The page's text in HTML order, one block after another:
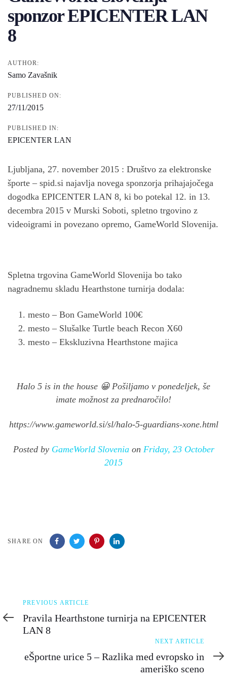
sponzor EPICENTER LAN
8
AUTHOR:
Samo Zavašnik
PUBLISHED ON:
27/11/2015
PUBLISHED IN:
EPICENTER LAN
Ljubljana, 27. november 2015 : Društvo za elektronske
športe – spid.si najavlja novega sponzorja prihajajočega
dogodka EPICENTER LAN 8, ki bo potekal 12. in 13.
decembra 2015 v Murski Soboti, spletno trgovino z
videoigrami in povezano opremo, GameWorld Slovenija.
Spletna trgovina GameWorld Slovenija bo tako
nagradnemu skladu Hearthstone turnirja dodala:
mesto – Bon GameWorld 100€
mesto – Slušalke Turtle beach Recon X60
mesto – Ekskluzivna Hearthstone majica
Halo 5 is in the house 😀 Pošiljamo v ponedeljek, še
imate možnost za prednaročilo!
https://www.gameworld.si/sl/halo-5-guardians-xone.html
Posted by GameWorld Sloveniaon Friday, 23 October
2015
SHARE ON
Previous
Article
PREVIOUS ARTICLE
Pravila Hearthstone turnirja na EPICENTER
LAN 8
Article
NEXT ARTICLE
eŠportne urice 5 – Razlika med evropsko in
ameriško sceno